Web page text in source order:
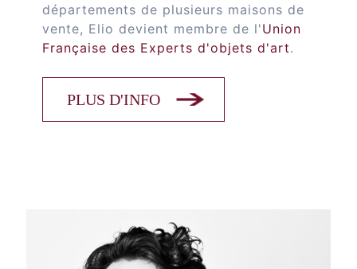
départements de plusieurs maisons de
vente, Elio devient membre de l'Union
Française des Experts d'objets d'art.
PLUS D'INFO